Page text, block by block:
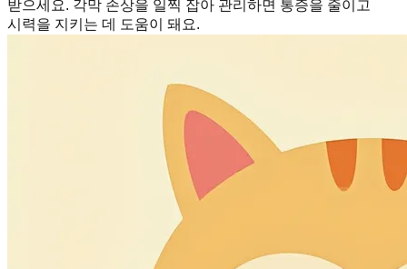
받으세요. 각막 손상을 일찍 잡아 관리하면 통증을 줄이고
시력을 지키는 데 도움이 돼요.